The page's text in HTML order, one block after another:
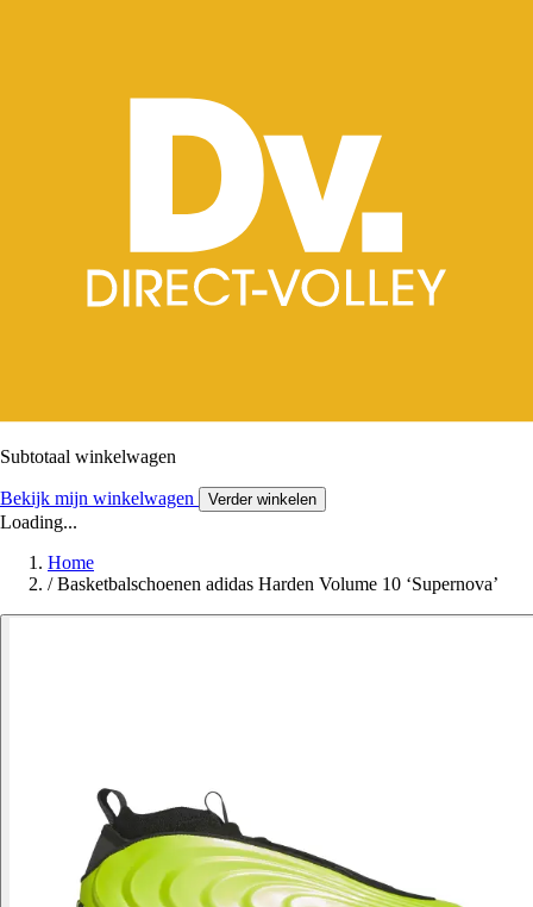
Subtotaal winkelwagen
Bekijk mijn winkelwagen Verder winkelen
Loading...
Home
/ Basketbalschoenen adidas Harden Volume 10 ‘Supernova’